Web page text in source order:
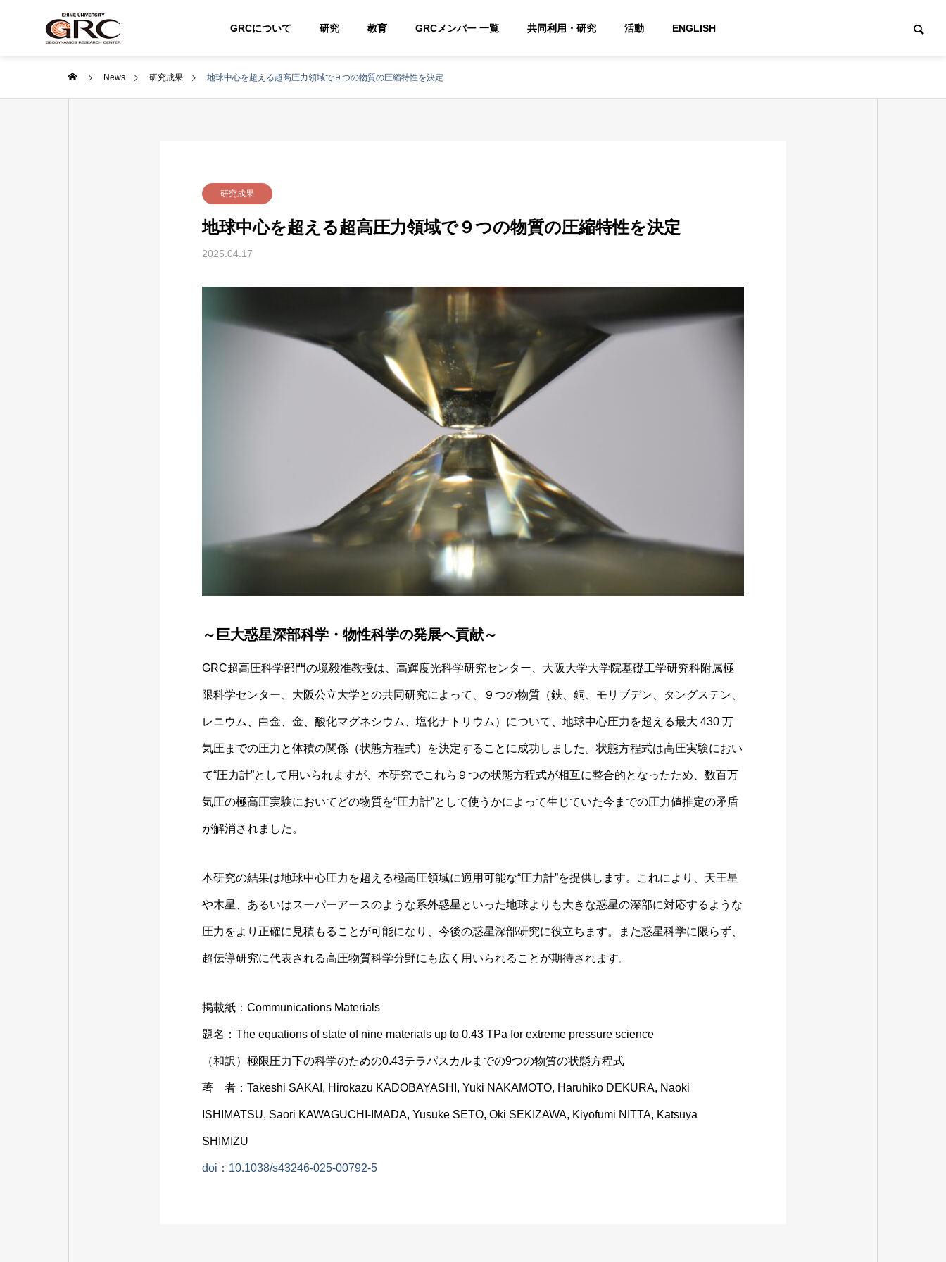
GRCについて 研究 教育 GRCメンバー 一覧 共同利用・研究 活動 ENGLISH
News 研究成果 地球中心を超える超高圧力領域で９つの物質の圧縮特性を決定
研究成果
地球中心を超える超高圧力領域で９つの物質の圧縮特性を決定
2025.04.17
～巨大惑星深部科学・物性科学の発展へ貢献～
GRC超高圧科学部門の境毅准教授は、高輝度光科学研究センター、大阪大学大学院基礎工学研究科附属極
限科学センター、大阪公立大学との共同研究によって、９つの物質（鉄、銅、モリブデン、タングステン、
レニウム、白金、金、酸化マグネシウム、塩化ナトリウム）について、地球中心圧力を超える最大 430 万
気圧までの圧力と体積の関係（状態方程式）を決定することに成功しました。状態方程式は高圧実験におい
て“圧力計”として用いられますが、本研究でこれら９つの状態方程式が相互に整合的となったため、数百万
気圧の極高圧実験においてどの物質を“圧力計”として使うかによって生じていた今までの圧力値推定の矛盾
が解消されました。
本研究の結果は地球中心圧力を超える極高圧領域に適用可能な“圧力計”を提供します。これにより、天王星
や木星、あるいはスーパーアースのような系外惑星といった地球よりも大きな惑星の深部に対応するような
圧力をより正確に見積もることが可能になり、今後の惑星深部研究に役立ちます。また惑星科学に限らず、
超伝導研究に代表される高圧物質科学分野にも広く用いられることが期待されます。
掲載紙：Communications Materials
題名：The equations of state of nine materials up to 0.43 TPa for extreme pressure science
（和訳）極限圧力下の科学のための0.43テラパスカルまでの9つの物質の状態方程式
著 者：Takeshi SAKAI, Hirokazu KADOBAYASHI, Yuki NAKAMOTO, Haruhiko DEKURA, Naoki
ISHIMATSU, Saori KAWAGUCHI-IMADA, Yusuke SETO, Oki SEKIZAWA, Kiyofumi NITTA, Katsuya
SHIMIZU
doi：10.1038/s43246-025-00792-5